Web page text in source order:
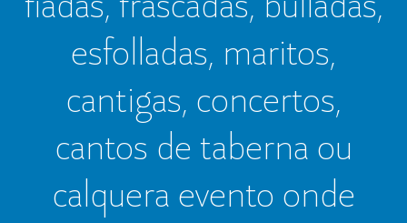
esfolladas, maritos,
cantigas, concertos,
cantos de taberna ou
calquera evento onde